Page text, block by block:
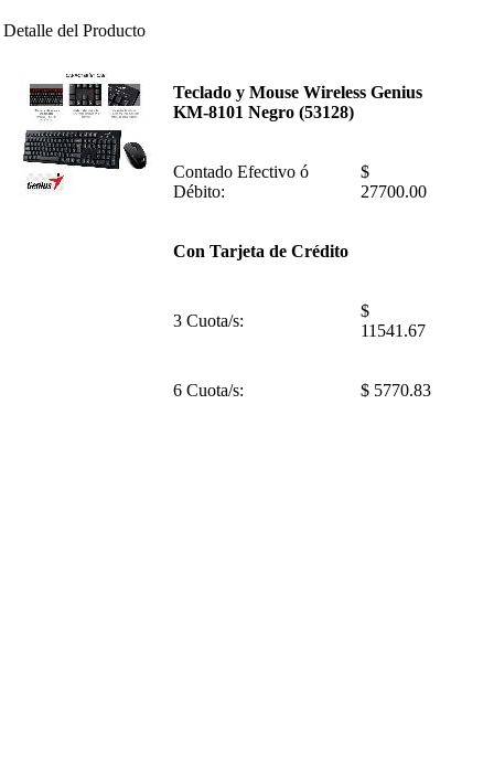
Detalle del Producto
Teclado y Mouse Wireless Genius
KM-8101 Negro (53128)
Contado Efectivo ó
Débito:
$
27700.00
Con Tarjeta de Crédito
3 Cuota/s:
$
11541.67
6 Cuota/s: $ 5770.83